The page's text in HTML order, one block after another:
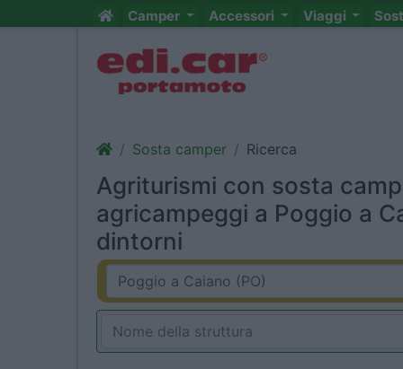
Camper Accessori Viaggi
Sosta camper Ricerca
Agriturismi con sosta
agricampeggi a Poggio a
dintorni